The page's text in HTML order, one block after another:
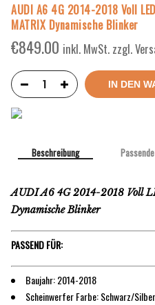
AUDI A6 4G 2014-2018 Voll
MATRIX Dynamische Blinker
€849.00 inkl. MwSt. zzgl.
IN DEN
Beschreibung
AUDI A6 4G 2014-2018 Voll
Dynamische Blinker
PASSEND FÜR:
Baujahr: 2014-2018
Scheinwerfer Farbe: Schwarz/Silber